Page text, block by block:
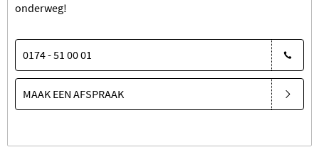
onderweg!
0174 - 51 00 01
MAAK EEN AFSPRAAK